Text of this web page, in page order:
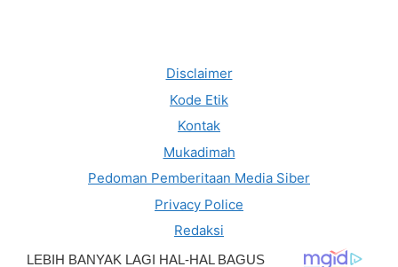
Disclaimer
Kode Etik
Kontak
Mukadimah
Pedoman Pemberitaan Media Siber
Privacy Police
Redaksi